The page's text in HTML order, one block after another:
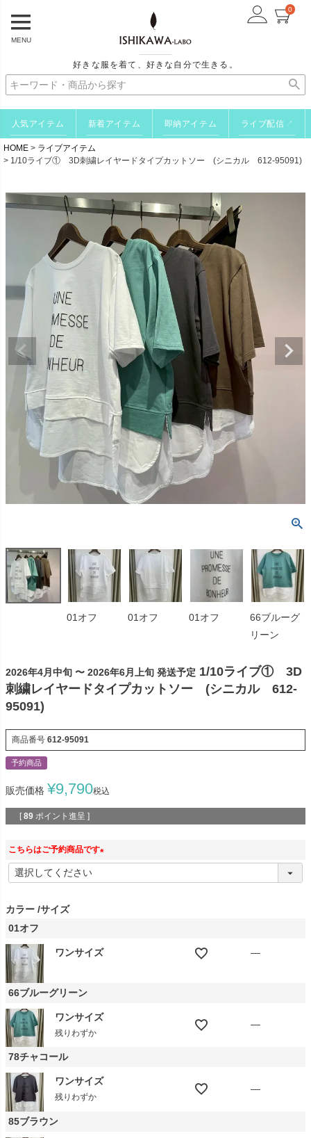
MENU
好きな服を着て、好きな自分で生きる。
0
人気アイテム 新着アイテム 即納アイテム ライブ配信 ↗
HOME
ライブアイテム
1/10ライブ① 3D刺繍レイヤードタイプカットソー (シニカル 612-95091)
01オフ 01オフ 01オフ
66ブルーグ
リーン
2026年4月中旬 〜 2026年6月上旬 発送予定 1/10ライブ① 3D
刺繍レイヤードタイプカットソー (シニカル 612-
95091)
商品番号 612-95091
予約商品
販売価格 ¥9,790税込
[ 89 ポイント進呈 ]
こちらはご予約商品です
必
カラー サイズ
01オフ
ワンサイズ —
66ブルーグリーン
ワンサイズ
残りわずか
—
78チャコール
ワンサイズ
残りわずか
—
85ブラウン